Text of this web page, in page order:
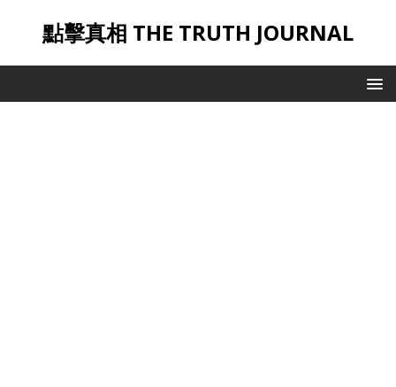
點擊真相 THE TRUTH JOURNAL